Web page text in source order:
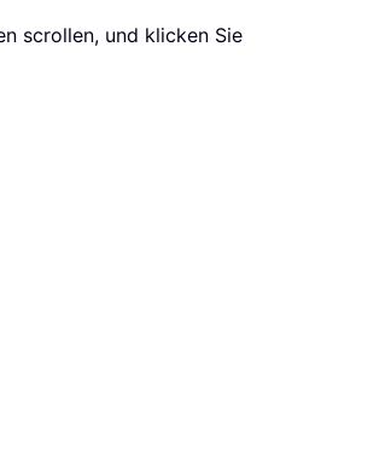
scrollen, und klicken Sie